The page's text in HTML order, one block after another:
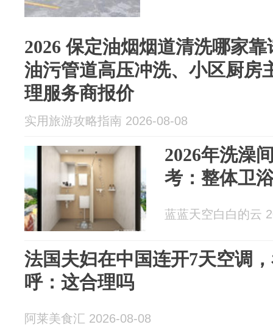
2026 保定油烟烟道清洗哪家
油污管道高压冲洗、小区厨房
理服务商报价
实用旅游攻略指南 2026-08-08
2026年洗澡
考：整体卫
蓝蓝天空白白的云
法国夫妇在中国连开7天空调
呼：这合理吗
阿莱美食汇 2026-08-08